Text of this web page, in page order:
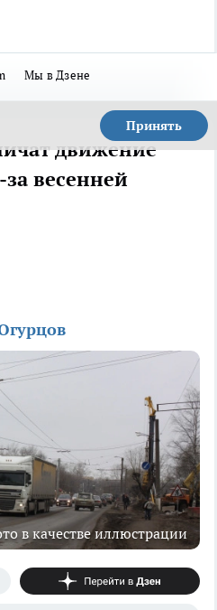
Мы в Дзене
Принять
движение
весенней
в качестве иллюстрации